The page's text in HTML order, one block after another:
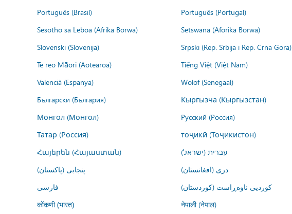
Português (Brasil)
Português (Portugal)
Sesotho sa Leboa (Afrika Borwa)
Setswana (Aforika Borwa)
Slovenski (Slovenija)
Srpski (Rep. Srbija i Rep. Crna Gora)
Te reo Māori (Aotearoa)
Tiếng Việt (Việt Nam)
Valencià (Espanya)
Wolof (Senegaal)
Български (България)
Кыргызча (Кыргызстан)
Монгол (Монгол)
Русский (Россия)
Татар (Россия)
тоҷикӣ (Тоҷикистон)
Հայերեն (Հայաստան)
עברית (ישראל)
پنجابی (پاکستان)
درى (افغانستان)
فارسى
کوردیی ناوەڕاست (کوردستان)
कोंकणी (भारत) नेपाली (नेपाल)